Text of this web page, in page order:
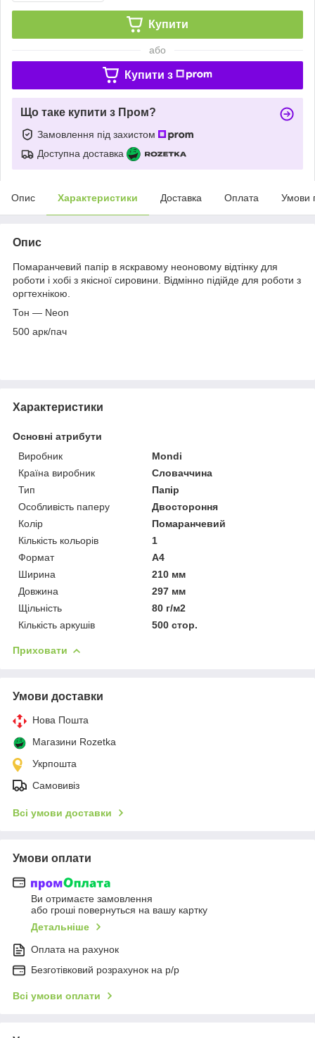
Купити
або
Купити з
Що таке купити з Пром?
Замовлення під захистом
Доступна доставка
Опис Характеристики Доставка Оплата Умови
Опис
Помаранчевий папір в яскравому неоновому відтінку для
роботи і хобі з якісної сировини. Відмінно підійде для роботи з
оргтехнікою.
Тон — Neon
500 арк/пач
Характеристики
Основні атрибути
Виробник
Mondi
Країна виробник
Словаччина
Тип
Папір
Особливість паперу
Двостороння
Колір
Помаранчевий
Кількість кольорів
1
Формат
A4
Ширина
210 мм
Довжина
297 мм
Щільність
80 г/м2
Кількість аркушів
500 стор.
Приховати
Умови доставки
Нова Пошта
Магазини Rozetka
Укрпошта
Самовивіз
Всі умови доставки
Умови оплати
Ви отримаєте замовлення
або гроші повернуться на вашу картку
Детальніше
Оплата на рахунок
Безготівковий розрахунок на р/р
Всі умови оплати